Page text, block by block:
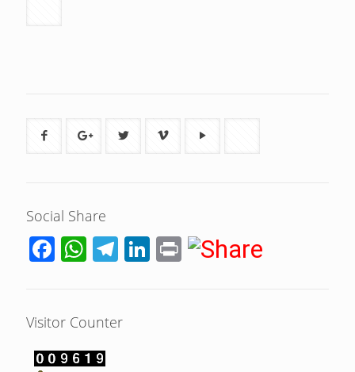
Social Share
Facebook
WhatsApp
Telegram
LinkedIn
Print
Visitor Counter
Desak